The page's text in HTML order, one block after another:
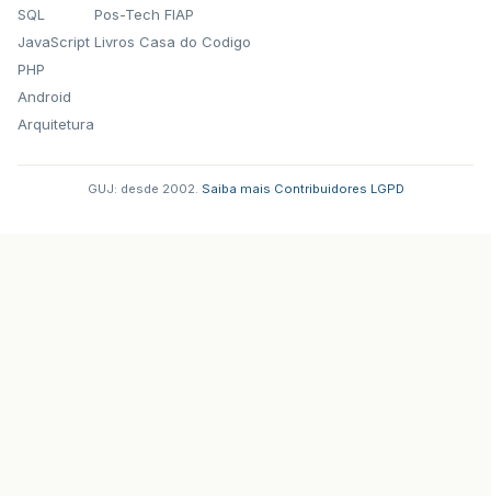
SQL
JavaScript
PHP
Android
Arquitetura
Pos-Tech FIAP
Livros Casa do Codigo
GUJ: desde 2002. Saiba mais Contribuidores LGPD